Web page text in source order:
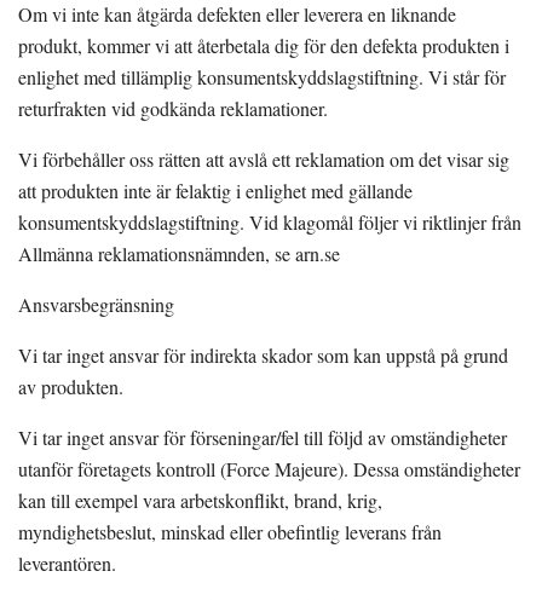
Om vi inte kan åtgärda defekten eller leverera en liknande
produkt, kommer vi att återbetala dig för den defekta produkten i
enlighet med tillämplig konsumentskyddslagstiftning. Vi står för
returfrakten vid godkända reklamationer.
Vi förbehåller oss rätten att avslå ett reklamation om det visar sig
att produkten inte är felaktig i enlighet med gällande
konsumentskyddslagstiftning. Vid klagomål följer vi riktlinjer från
Allmänna reklamationsnämnden, se arn.se
Ansvarsbegränsning
Vi tar inget ansvar för indirekta skador som kan uppstå på grund
av produkten.
Vi tar inget ansvar för förseningar/fel till följd av omständigheter
utanför företagets kontroll (Force Majeure). Dessa omständigheter
kan till exempel vara arbetskonflikt, brand, krig,
myndighetsbeslut, minskad eller obefintlig leverans från
leverantören.